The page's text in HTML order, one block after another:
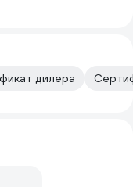
дилера